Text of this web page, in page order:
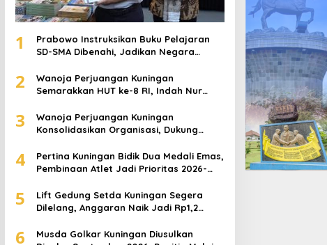
1
Prabowo Instruksikan Buku Pelajaran
SD-SMA Dibenahi, Jadikan Negara
2
Wanoja Perjuangan Kuningan
Semarakkan HUT ke-8 RI, Indah Nur
Berdaya
3
Wanoja Perjuangan Kuningan
Konsolidasikan Organisasi, Dukung
4
Pertina Kuningan Bidik Dua Medali Emas,
Pembinaan Atlet Jadi Prioritas 2026-
5
Lift Gedung Setda Kuningan Segera
Dilelang, Anggaran Naik Jadi Rp1,2
6
Musda Golkar Kuningan Diusulkan